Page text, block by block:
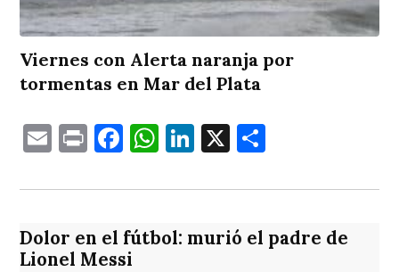
Viernes con Alerta naranja por
tormentas en Mar del Plata
EmailPrintFacebook
WhatsApp
LinkedIn
X
Dolor en el fútbol: murió el padre de
Lionel Messi